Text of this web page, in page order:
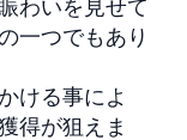
わいを見せて
一つでもあり
ける事によ
得が狙えま